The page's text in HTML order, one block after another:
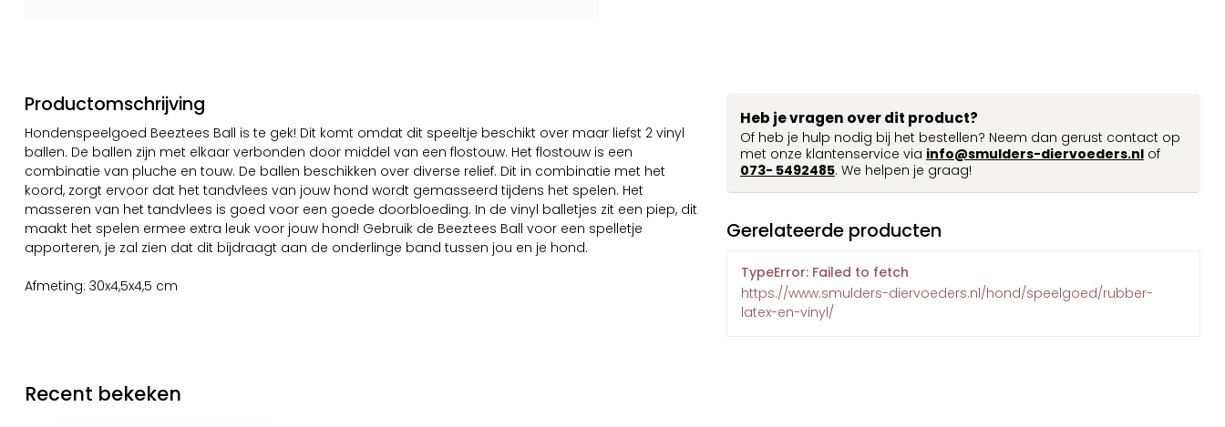
Productomschrijving
Hondenspeelgoed Beeztees Ball is te gek! Dit komt omdat dit speeltje beschikt over maar liefst 2 vinyl
ballen. De ballen zijn met elkaar verbonden door middel van een flostouw. Het flostouw is een
combinatie van pluche en touw. De ballen beschikken over diverse relief. Dit in combinatie met het
koord, zorgt ervoor dat het tandvlees van jouw hond wordt gemasseerd tijdens het spelen. Het
masseren van het tandvlees is goed voor een goede doorbloeding. In de vinyl balletjes zit een piep, dit
maakt het spelen ermee extra leuk voor jouw hond! Gebruik de Beeztees Ball voor een spelletje
apporteren, je zal zien dat dit bijdraagt aan de onderlinge band tussen jou en je hond.
Afmeting: 30x4,5x4,5 cm
Heb je vragen over dit product?
Of heb je hulp nodig bij het bestellen? Neem dan gerust contact op
met onze klantenservice via info@smulders-diervoeders.nl of
073- 5492485. We helpen je graag!
Gerelateerde producten
TypeError: Failed to fetch
https://www.smulders-diervoeders.nl/hond/speelgoed/rubber-
latex-en-vinyl/
Recent bekeken